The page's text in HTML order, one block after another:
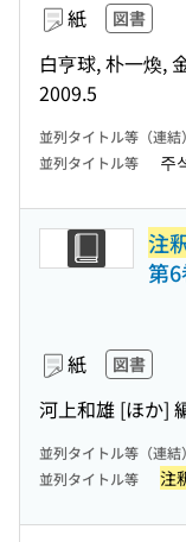
紙 図書
白亨球, 朴一煥,
2009.5
並列タイトル等（連結）
並列タイトル等 주
注
第
紙 図書
河上和雄 [ほか]
並列タイトル等（連結）
並列タイトル等 注